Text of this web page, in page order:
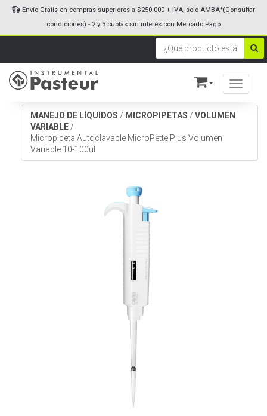
Toggle
Envío Gratis en compras superiores a $250.000 + IVA, solo AMBA*(Consultar
condiciones) - 2 y 3 cuotas sin interés con Mercado Pago
MANEJO DE LÍQUIDOS / MICROPIPETAS / VOLUMEN
VARIABLE /
Micropipeta Autoclavable MicroPette Plus Volumen
Variable 10-100ul